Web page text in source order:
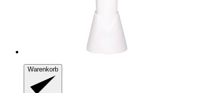
Warenkorb